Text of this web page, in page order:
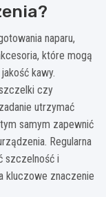
naparu,
które mogą
kawy.
czy
utrzymać
samym zapewnić
Regularna
szczelność i
kluczowe znaczenie